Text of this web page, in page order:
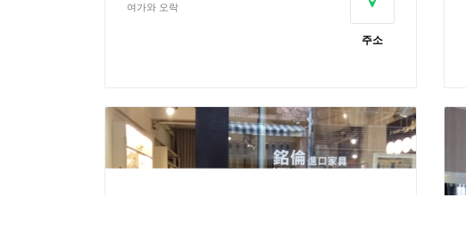
여가와 오락
주소